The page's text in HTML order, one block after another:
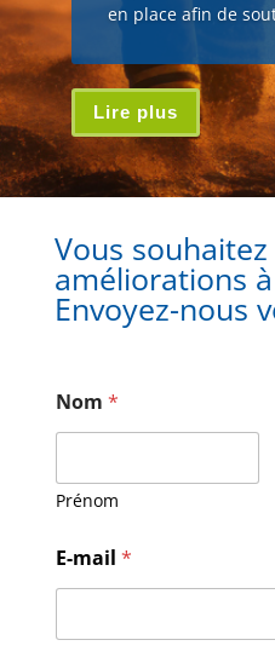
en place afin de
Lire plus
Vous
améliorations
Envoyez-nous
Nom *
Prénom
E-mail *